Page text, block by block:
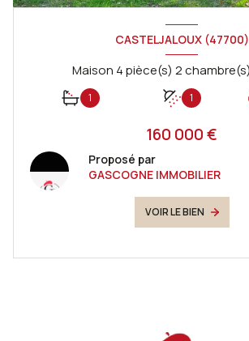
CASTELJALOUX (47700)
1 1
160 000 €
Proposé par
GASCOGNE IMMOBILIER
VOIR LE BIEN